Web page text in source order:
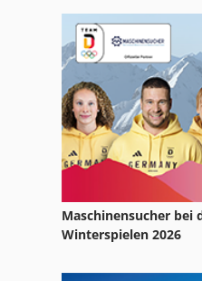
Maischepfanne
Nudelkocher
Obstpresse
Schrotmuehle
Tellerwaermer
Maschinensucher bei
Winterspielen 2026